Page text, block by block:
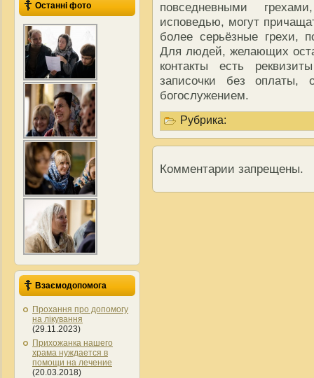
Останні фото
Взаємодопомога
Прохання про допомогу
на лікування
(29.11.2023)
Прихожанка нашего
храма нуждается в
помощи на лечение
(20.03.2018)
повседневными
исповедью, могут
более серьёзные грехи,
Для людей, желающих
контакты есть
записочки без оплаты,
богослужением.
Рубрика:
Комментарии запрещены.